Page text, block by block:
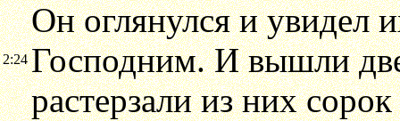
2:24
Он оглянулся и увидел
Господним. И вышли
растерзали из них